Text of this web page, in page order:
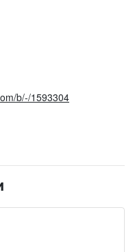
b/-/1593304